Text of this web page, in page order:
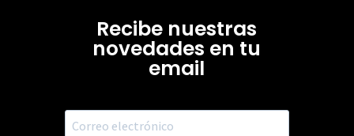
Recibe nuestras
novedades en tu
email